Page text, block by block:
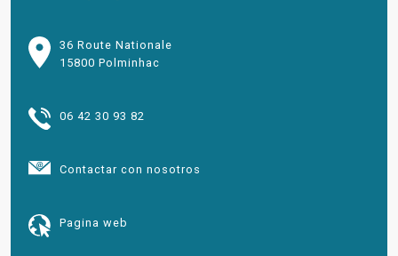
36 Route Nationale
15800 Polminhac
06 42 30 93 82
Contactar con nosotros
Pagina web